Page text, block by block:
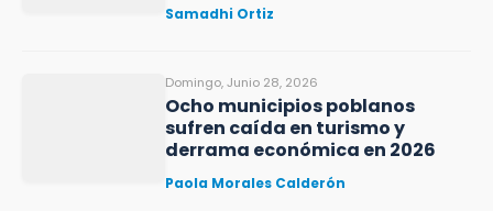
Samadhi Ortiz
Domingo, Junio 28, 2026
Ocho municipios poblanos
sufren caída en turismo y
derrama económica en 2026
Paola Morales Calderón